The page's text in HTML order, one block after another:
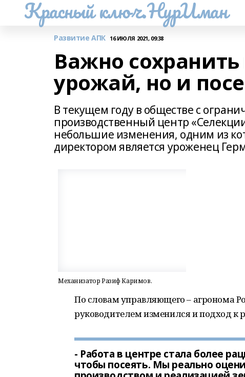
Красный ключ.НурИман
Развитие АПК 16 ИЮЛЯ 2021, 09:38
Важно
урожай, но и
В текущем году в обществе с
производственный центр
небольшие изменения, одним из
директором является уроженец
Механизатор Разиф Каримов.
По словам управляющего – агронома
руководителем изменился и подход к
- Работа в центре стала более
чтобы посеять. Мы реально